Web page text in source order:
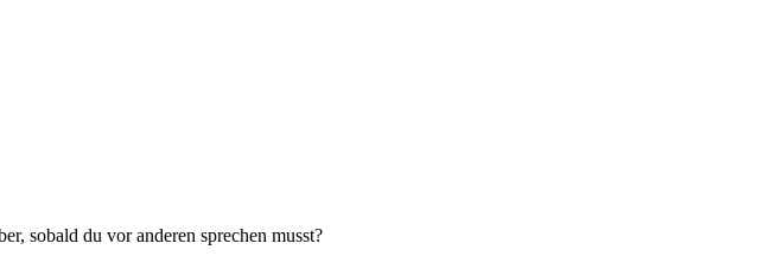
sobald du vor anderen sprechen musst?